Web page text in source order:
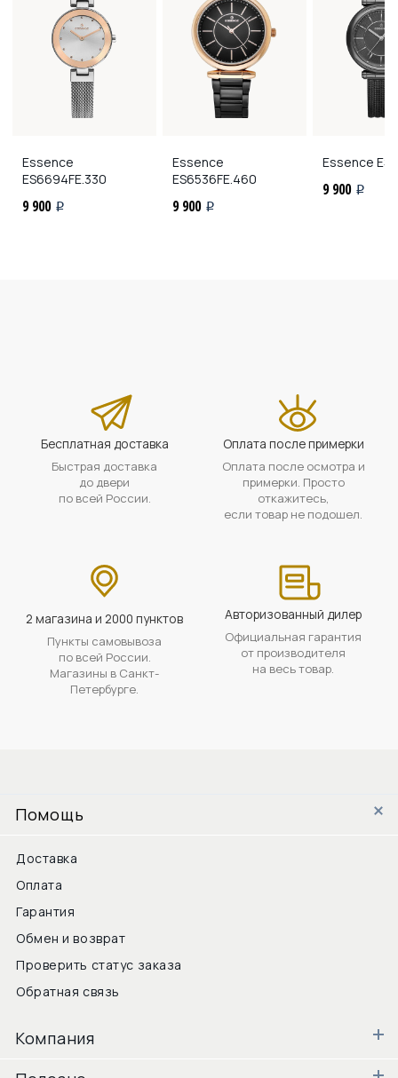
Essence
ES6694FE.330
9 900 i
Essence
ES6536FE.460
9 900 i
Essence
9 900 i
Бесплатная доставка
Быстрая доставка
до двери
по всей России.
Оплата после примерки
Оплата после осмотра и
примерки. Просто
откажитесь,
если товар не подошел.
2 магазина и 2000 пунктов
Пункты самовывоза
по всей России.
Магазины в Санкт-
Петербурге.
Авторизованный дилер
Официальная гарантия
от производителя
на весь товар.
Помощь
Доставка
Оплата
Гарантия
Обмен и возврат
Проверить статус заказа
Обратная связь
Компания